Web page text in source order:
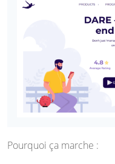
Pourquoi ça marche :